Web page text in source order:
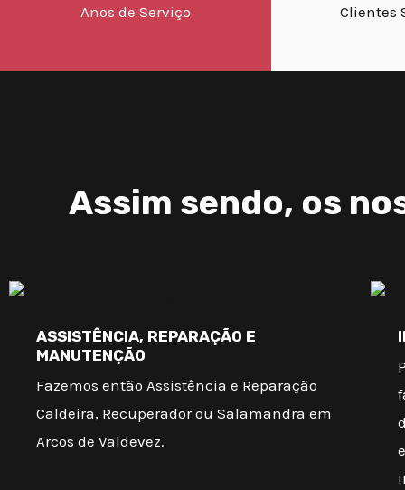
Anos de Serviço Clientes
Assim sendo, os
ASSISTÊNCIA, REPARAÇÃO E
MANUTENÇÃO
Fazemos então Assistência e Reparação
Caldeira, Recuperador ou Salamandra em
Arcos de Valdevez.